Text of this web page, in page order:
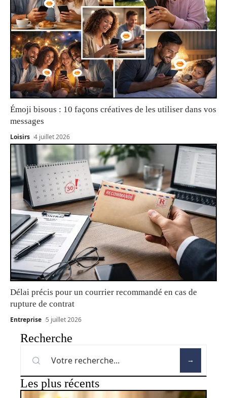
Émoji bisous : 10 façons créatives de les utiliser dans vos
messages
Loisirs 4 juillet 2026
Délai précis pour un courrier recommandé en cas de
rupture de contrat
Entreprise 5 juillet 2026
Recherche
Les plus récents